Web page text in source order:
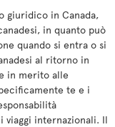
giuridico in Canada,
in quanto può
quando si entra o si
al ritorno in
in merito alle
te e i
internazionali. Il